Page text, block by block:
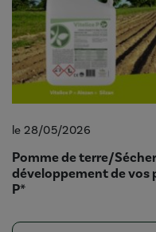
le 28/05/2026
Pomme de terre/
développement de vos
P*